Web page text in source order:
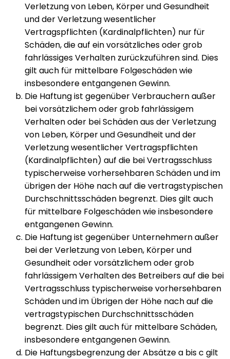
Verletzung von Leben, Körper und Gesundheit
und der Verletzung wesentlicher
Vertragspflichten (Kardinalpflichten) nur für
Schäden, die auf ein vorsätzliches oder grob
fahrlässiges Verhalten zurückzuführen sind. Dies
gilt auch für mittelbare Folgeschäden wie
insbesondere entgangenen Gewinn.
Die Haftung ist gegenüber Verbrauchern außer
bei vorsätzlichem oder grob fahrlässigem
Verhalten oder bei Schäden aus der Verletzung
von Leben, Körper und Gesundheit und der
Verletzung wesentlicher Vertragspflichten
(Kardinalpflichten) auf die bei Vertragsschluss
typischerweise vorhersehbaren Schäden und im
übrigen der Höhe nach auf die vertragstypischen
Durchschnittsschäden begrenzt. Dies gilt auch
für mittelbare Folgeschäden wie insbesondere
entgangenen Gewinn.
Die Haftung ist gegenüber Unternehmern außer
bei der Verletzung von Leben, Körper und
Gesundheit oder vorsätzlichem oder grob
fahrlässigem Verhalten des Betreibers auf die bei
Vertragsschluss typischerweise vorhersehbaren
Schäden und im Übrigen der Höhe nach auf die
vertragstypischen Durchschnittsschäden
begrenzt. Dies gilt auch für mittelbare Schäden,
insbesondere entgangenen Gewinn.
Die Haftungsbegrenzung der Absätze a bis c gilt